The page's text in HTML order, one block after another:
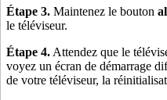
Étape 3. Maintenez le bouton
le téléviseur.
Étape 4. Attendez que le
voyez un écran de démarrage
de votre téléviseur, la